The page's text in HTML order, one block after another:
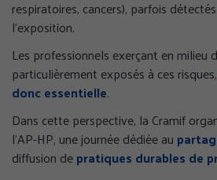
respiratoires, cancers), parfois
l’exposition.
Les professionnels exerçant en milieu
particulièrement exposés à ces risques,
donc essentielle.
Dans cette perspective, la Cramif
l’AP-HP, une journée dédiée au
diffusion depratiques durables de